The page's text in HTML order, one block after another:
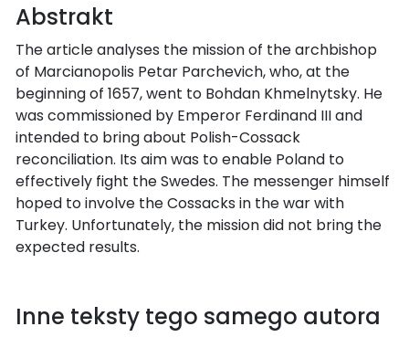
Abstrakt
The article analyses the mission of the archbishop
of Marcianopolis Petar Parchevich, who, at the
beginning of 1657, went to Bohdan Khmelnytsky. He
was commissioned by Emperor Ferdinand III and
intended to bring about Polish-Cossack
reconciliation. Its aim was to enable Poland to
effectively fight the Swedes. The messenger himself
hoped to involve the Cossacks in the war with
Turkey. Unfortunately, the mission did not bring the
expected results.
Inne teksty tego samego autora